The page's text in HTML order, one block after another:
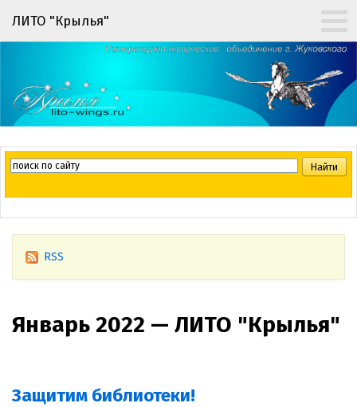
ЛИТО "Крылья"
RSS
Январь 2022 — ЛИТО "Крылья"
Защитим библиотеки!